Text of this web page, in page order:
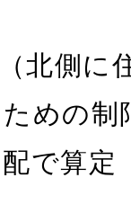
北側に
めの制
で算定